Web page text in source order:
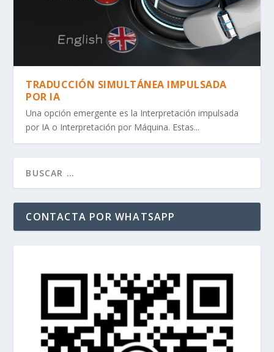
TRADUCCIÓN SIMULTÁNEA IMPULSADA
POR IA
Una opción emergente es la Interpretación impulsada
por IA o Interpretación por Máquina. Estas...
CONTACTA POR WHATSAPP